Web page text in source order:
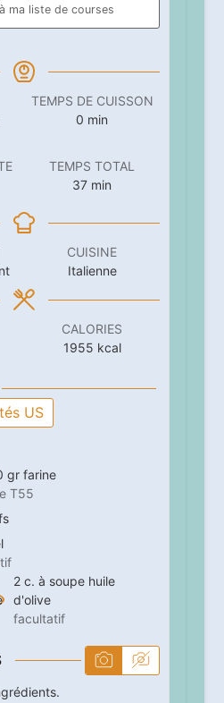
ma liste de courses
TEMPS DE CUISSON
0 minutes
min
TEMPS TOTAL
37minutes
min
CUISINE
Italienne
CALORIES
1955 kcal
US
gr farine
T55
2 c. à soupe huile
d'olive
facultatif